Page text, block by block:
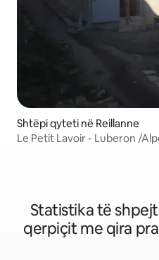
Shtëpi qyteti në Reillanne
Le Petit Lavoir - Luberon /
Statistika të
qerpiçit me qira